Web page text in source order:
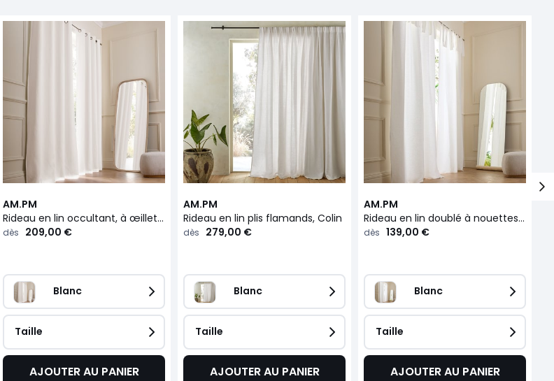
AM.PM
Rideau en lin occultant, à œillets, Colin
dès 209,00 €
Blanc
Taille
AJOUTER AU PANIER
AM.PM
Rideau en lin plis flamands, Colin
dès 279,00 €
Blanc
Taille
AJOUTER AU PANIER
AM.PM
Rideau en lin doublé à nouettes, Colin
dès 139,00 €
Blanc
Taille
AJOUTER AU PANIER